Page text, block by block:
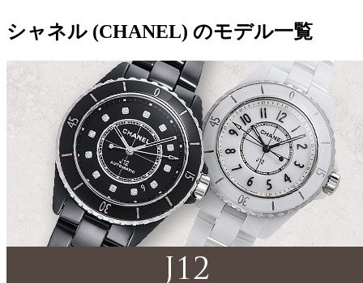
シャネル (CHANEL) のモデル一覧